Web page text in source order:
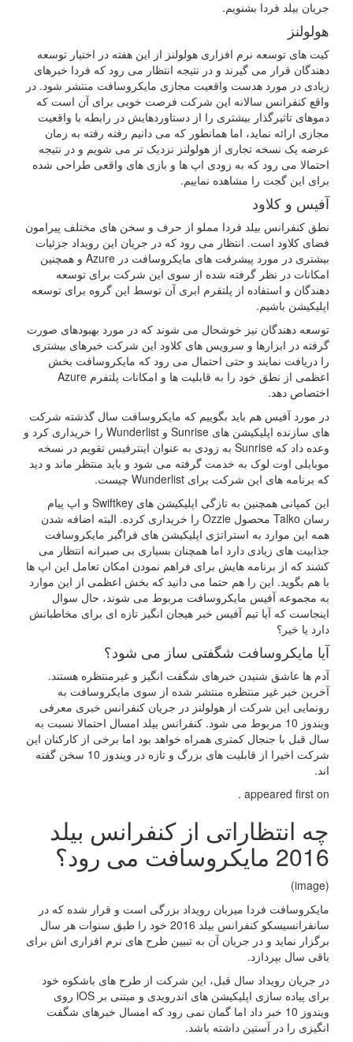
جریان بیلد فردا بشنویم.
هولولنز
کیت های توسعه نرم افزاری هولولنز از این هفته در اختیار توسعه
دهندگان قرار می گیرند و در نتیجه انتظار می رود که فردا خبرهای
زیادی در مورد هدست واقعیت مجازی مایکروسافت منتشر شود. در
واقع کنفرانس سالانه این شرکت فرصت خوبی برای آن است که
دموهای تاثیرگذار بیشتری را از دستاوردهایش در رابطه با واقعیت
مجازی ارائه نماید، اما همانطور که می دانیم رفته رفته به زمان
عرضه یک نسخه تجاری از هولولنز نزدیک تر می شویم و در نتیجه
احتمالا می رود که به زودی اپ ها و بازی های واقعی طراحی شده
برای این گجت را مشاهده نماییم.
آفیس و کلاود
نطق کنفرانس بیلد فردا مملو از حرف و سخن های مختلف پیرامون
فضای کلاود است. انتظار می رود که در جریان این رویداد جزئیات
بیشتری در مورد پیشرفت های مایکروسافت در Azure و همچنین
امکانات در نظر گرفته شده از سوی این شرکت برای توسعه
دهندگان و استفاده از پلتفرم ابری آن توسط این گروه برای توسعه
اپلیکیشن باشیم.
توسعه دهندگان نیز خوشحال می شوند که در مورد بهبودهای صورت
گرفته در ابزارها و سرویس های کلاود این شرکت خبرهای بیشتری
را دریافت نمایند و حتی احتمال می رود که مایکروسافت بخش
اعظمی از نطق خود را به قابلیت ها و امکانات پلتفرم Azure
اختصاص دهد.
در مورد آفیس هم باید بگوییم که مایکروسافت سال گذشته شرکت
های سازنده اپلیکیشن های Sunrise و Wunderlist را خریداری کرد و
وعده داد که Sunrise به زودی به عنوان اینترفیس تقویم در نسخه
موبایلی اوت لوک به خدمت گرفته می شود و باید منتظر ماند و دید
که برنامه های این شرکت برای Wunderlist چیست.
این کمپانی همچنین به تازگی اپلیکیشن های Swiftkey و اپ پیام
رسان Talko محصول Ozzie را خریداری کرده. البته اضافه شدن
همه این موارد به استراتژی اپلیکیشن های فراگیر مایکروسافت
جذابیت های زیادی دارد اما همچنان بسیاری بی صبرانه انتظار می
کشند که از برنامه هایش برای فراهم نمودن امکان تعامل این اپ ها
با هم بگوید. این را هم حتما می دانید که بخش اعظمی از این موارد
به مجموعه آفیس مایکروسافت مربوط می شوند، حال سوال
اینجاست که آیا تیم آفیس خبر هیجان انگیز تازه ای برای مخاطبانش
دارد یا خیر؟
آیا مایکروسافت شگفتی ساز می شود؟
آدم ها عاشق شنیدن خبرهای شگفت انگیز و غیرمنتظره هستند.
آخرین خبر غیر منتظره منتشر شده از سوی مایکروسافت به
رونمایی این شرکت از هولولنز در جریان کنفرانس خبری معرفی
ویندوز 10 مربوط می شود. کنفرانس بیلد امسال احتمالا نسبت به
سال قبل با جنجال کمتری همراه خواهد بود اما برخی از کارکنان این
شرکت اخیرا از قابلیت های بزرگ و تازه در ویندوز 10 سخن گفته
اند.
appeared first on .
چه انتظاراتی از کنفرانس بیلد
2016 مایکروسافت می رود؟
(image)
مایکروسافت فردا میزبان رویداد بزرگی است و قرار شده که در
سانفرانسیسکو کنفرانس بیلد 2016 خود را طبق سنوات هر سال
برگزار نماید و در جریان آن به تبیین طرح های نرم افزاری اش برای
باقی سال بپردازد.
در جریان رویداد سال قبل، این شرکت از طرح های باشکوه خود
برای پیاده سازی اپلیکیشن های اندرویدی و مبتنی بر iOS روی
ویندوز 10 خبر داد اما گمان نمی رود که امسال خبرهای شگفت
انگیزی را در آستین داشته باشد.